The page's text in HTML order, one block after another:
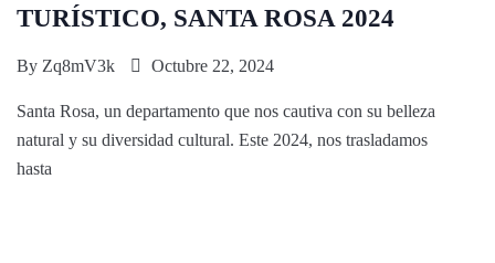
TURÍSTICO, SANTA ROSA 2024
By Zq8mV3k Octubre 22, 2024
Santa Rosa, un departamento que nos cautiva con su belleza
natural y su diversidad cultural. Este 2024, nos trasladamos
hasta